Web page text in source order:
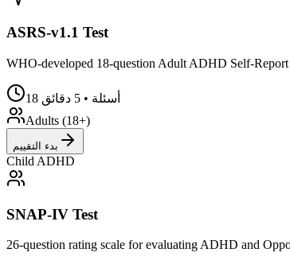
ASRS-v1.1 Test
WHO-developed 18-question Adult ADHD Self-
18 أسئلة • 5 دقائق
Adults (18+)
بدء التقييم
Child ADHD
SNAP-IV Test
26-question rating scale for evaluating ADHD and